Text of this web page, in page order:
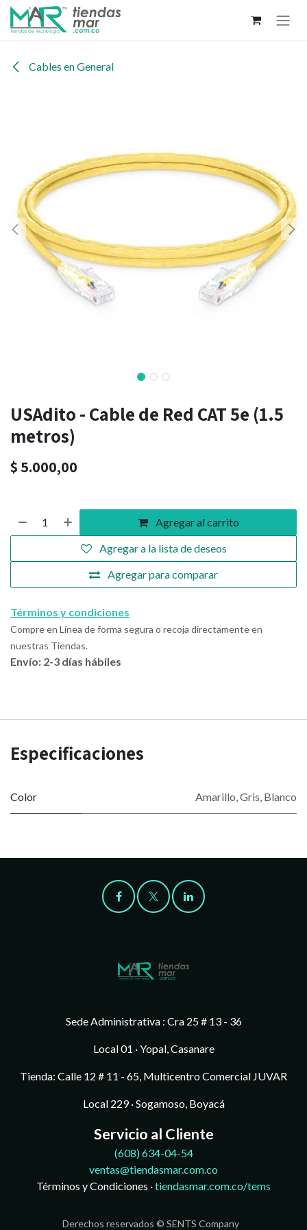
Ir al contenido
Cables en General
USAdito - Cable de Red CAT 5e (1.5
metros)
$ 5.000,00
Agregar al carrito
Agregar para comparar
Agregar a la lista de deseos
Términos y condiciones
Compre en Línea de forma segura o recoja directamente en
nuestras Tiendas.
Envío: 2-3 días hábiles
Especificaciones
Color Amarillo,Gris, Blanco
Sede Administrativa : Cra 25 # 13 - 36
Local 01 · Yopal, Casanare
Tienda: Calle 12 # 11 - 65, Multicentro Comercial JUVAR
Local 229 · Sogamoso, Boyacá
Servicio al Cliente
(608) 634-04-54
ventas@tiendasmar.com.co
Términos y Condiciones ·tiendasmar.com.co/tems
Derechos reservados © SENTS Company